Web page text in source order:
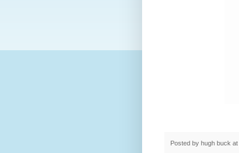
Posted by hugh buck at